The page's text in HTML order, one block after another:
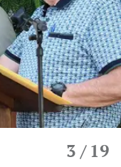
3 / 19